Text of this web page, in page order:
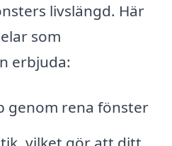
livslängd. Här
som
erbjuda:
genom rena fönster